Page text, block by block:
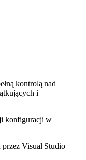
kontrolą nad
i
konfiguracji w
Visual Studio